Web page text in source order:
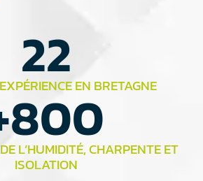
EN BRETAGNE
22
L’HUMIDITÉ, CHARPENTE ET
ISOLATION
800